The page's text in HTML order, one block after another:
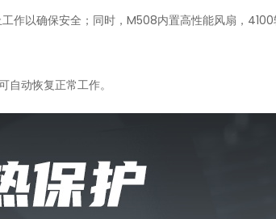
作以确保安全；同时，M508内置高性能风扇，
动恢复正常工作。